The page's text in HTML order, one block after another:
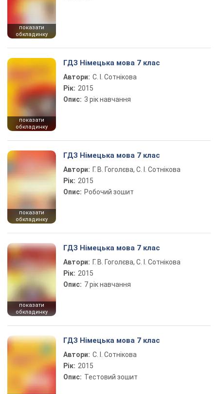
показати
обкладинку
показати
обкладинку
ГДЗ Німецька мова 7 клас
Автори: С. І. Сотнікова
Рік: 2015
Опис: 3 рік навчання
показати
обкладинку
ГДЗ Німецька мова 7 клас
Автори: Г. В. Гоголєва, С. І. Сотнікова
Рік: 2015
Опис: Робочий зошит
показати
обкладинку
ГДЗ Німецька мова 7 клас
Автори: Г. В. Гоголєва, С. І. Сотнікова
Рік: 2015
Опис: 7 рік навчання
ГДЗ Німецька мова 7 клас
Автори: С. І. Сотнікова
Рік: 2015
Опис: Тестовий зошит